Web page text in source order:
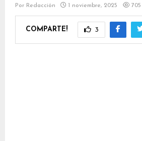
Por Redacción 1 noviembre, 2025 705
COMPARTE! 3